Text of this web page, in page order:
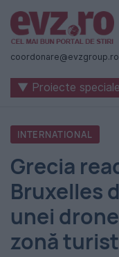
Știri
naționale
internaționale
România
-
Evenimentul
Zilei
coordonare@evzgroup.ro
▼ Proiecte speciale
INTERNATIONAL
Grecia
Bruxelles
unei
zonă